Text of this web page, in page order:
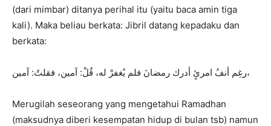
(dari mimbar) ditanya perihal itu (yaitu baca amin tiga
kali). Maka beliau berkata: Jibril datang kepadaku dan
berkata:
رغِم أنفُ امرئٍ أدرك رمضانَ فلم يُغفرْ له، قُلْ: آمين، فقلتُ: آمين،
Merugilah seseorang yang mengetahui Ramadhan
(maksudnya diberi kesempatan hidup di bulan tsb) namun